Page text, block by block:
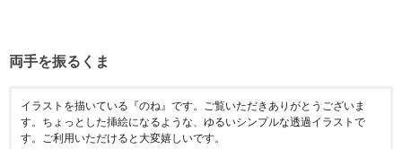
両手を振るくま
イラストを描いている『のね』です。ご覧いただきありがとうございま
す。ちょっとした挿絵になるような、ゆるいシンプルな透過イラストで
す。ご利用いただけると大変嬉しいです。